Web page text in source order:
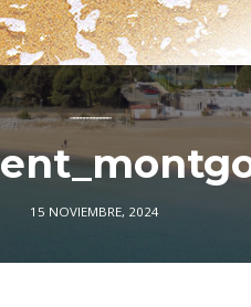
––––––––––––
15 NOVIEMBRE, 2024